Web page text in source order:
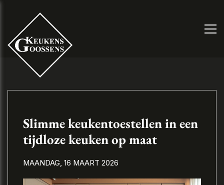
Slimme keukentoestellen in een
tijdloze keuken op maat
MAANDAG, 16 MAART 2026